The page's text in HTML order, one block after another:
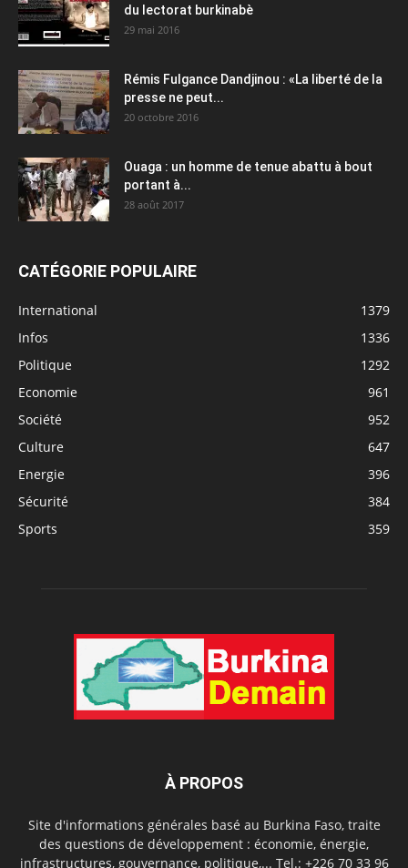
du lectorat burkinabè
29 mai 2016
Rémis Fulgance Dandjinou : «La liberté de la
presse ne peut...
20 octobre 2016
Ouaga : un homme de tenue abattu à bout
portant à...
28 août 2017
CATÉGORIE POPULAIRE
International
1379
Infos
1336
Politique
1292
Economie
961
Société
952
Culture
647
Energie
396
Sécurité
384
Sports
359
À PROPOS
Site d'informations générales basé au Burkina Faso, traite
des questions de développement : économie, énergie,
infrastructures, gouvernance, politique,... Tel.: +226 70 33 96